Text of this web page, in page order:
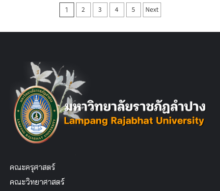
Posts
1 2 3 4 5 Next
คณะครุศาสตร์
คณะวิทยาศาสตร์